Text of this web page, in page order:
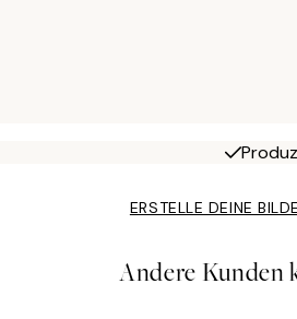
ERSTELLE DEINE
Andere Kunden